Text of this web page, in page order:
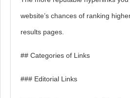
website’s chances of ranking
results pages.
## Categories of Links
### Editorial Links